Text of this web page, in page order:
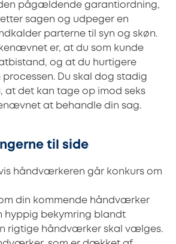
pågældende garantiordning,
sagen og udpeger en
parterne til syn og skøn.
er, at du som kunde
og at du hurtigere
processen. Du skal dog stadig
det kan tage op imod seks
at behandle din sag.
til side
håndværkeren går konkurs om
din kommende håndværker
hyppig bekymring blandt
rigtige håndværker skal vælges.